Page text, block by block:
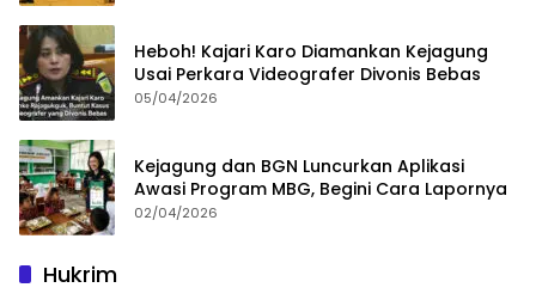
Heboh! Kajari Karo Diamankan Kejagung
Usai Perkara Videografer Divonis Bebas
05/04/2026
Kejagung dan BGN Luncurkan Aplikasi
Awasi Program MBG, Begini Cara Lapornya
02/04/2026
Hukrim